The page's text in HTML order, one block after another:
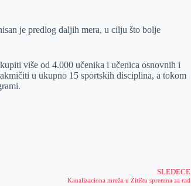
je predlog daljih mera, u cilju što bolje
više od 4.000 učenika i učenica osnovnih i
u ukupno 15 sportskih disciplina, a tokom
SLEDEĆE
Kanalizaciona mreža u Žitištu spremna za rad